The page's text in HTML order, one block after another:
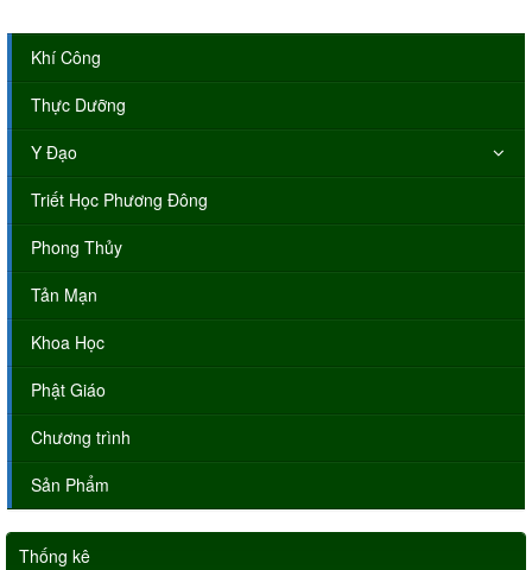
Khí Công
Thực Dưỡng
Y Đạo
Triết Học Phương Đông
Phong Thủy
Tản Mạn
Khoa Học
Phật Giáo
Chương trình
Sản Phẩm
Thống kê